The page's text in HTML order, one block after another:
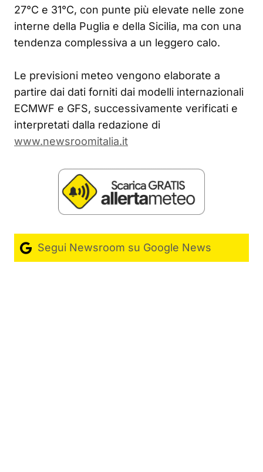
27°C e 31°C, con punte più elevate nelle zone
interne della Puglia e della Sicilia, ma con una
tendenza complessiva a un leggero calo.
Le previsioni meteo vengono elaborate a
partire dai dati forniti dai modelli internazionali
ECMWF e GFS, successivamente verificati e
interpretati dalla redazione di
www.newsroomitalia.it
Segui Newsroom su Google News